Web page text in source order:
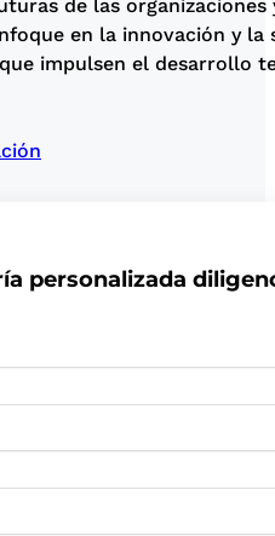
de las
en la innovación y
impulsen el desarrollo
personalizada